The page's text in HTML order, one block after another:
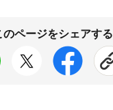
のページをシェアする